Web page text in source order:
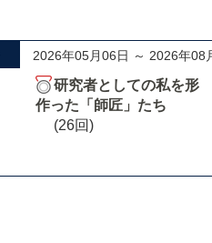
2026年05月06日 ～ 2026年08
研究者としての私を形
作った「師匠」たち
(26回)